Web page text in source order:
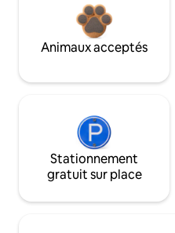
Animaux acceptés
Stationnement
gratuit sur place